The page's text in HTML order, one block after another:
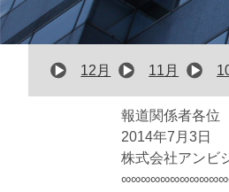
12月 11月
報道関係者各位
2014年7月3日
株式会社アンビ